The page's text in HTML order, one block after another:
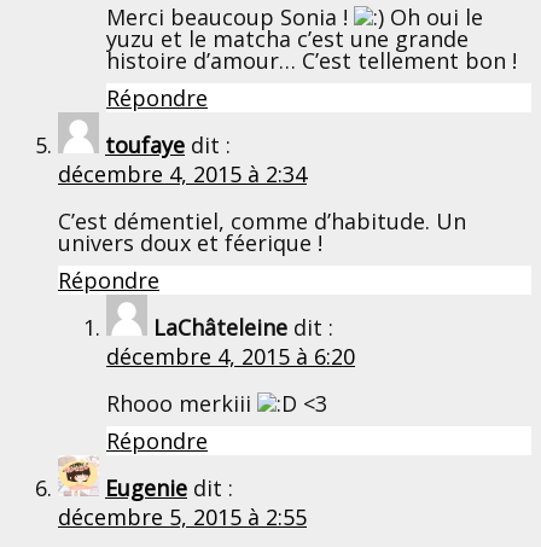
Merci beaucoup Sonia !
Oh oui le
yuzu et le matcha c’est une grande
histoire d’amour… C’est tellement bon !
Répondre
toufaye dit :
décembre 4, 2015 à 2:34
C’est démentiel, comme d’habitude. Un
univers doux et féerique !
Répondre
LaChâteleine dit :
décembre 4, 2015 à 6:20
Rhooo merkiii
<3
Répondre
Eugenie dit :
décembre 5, 2015 à 2:55